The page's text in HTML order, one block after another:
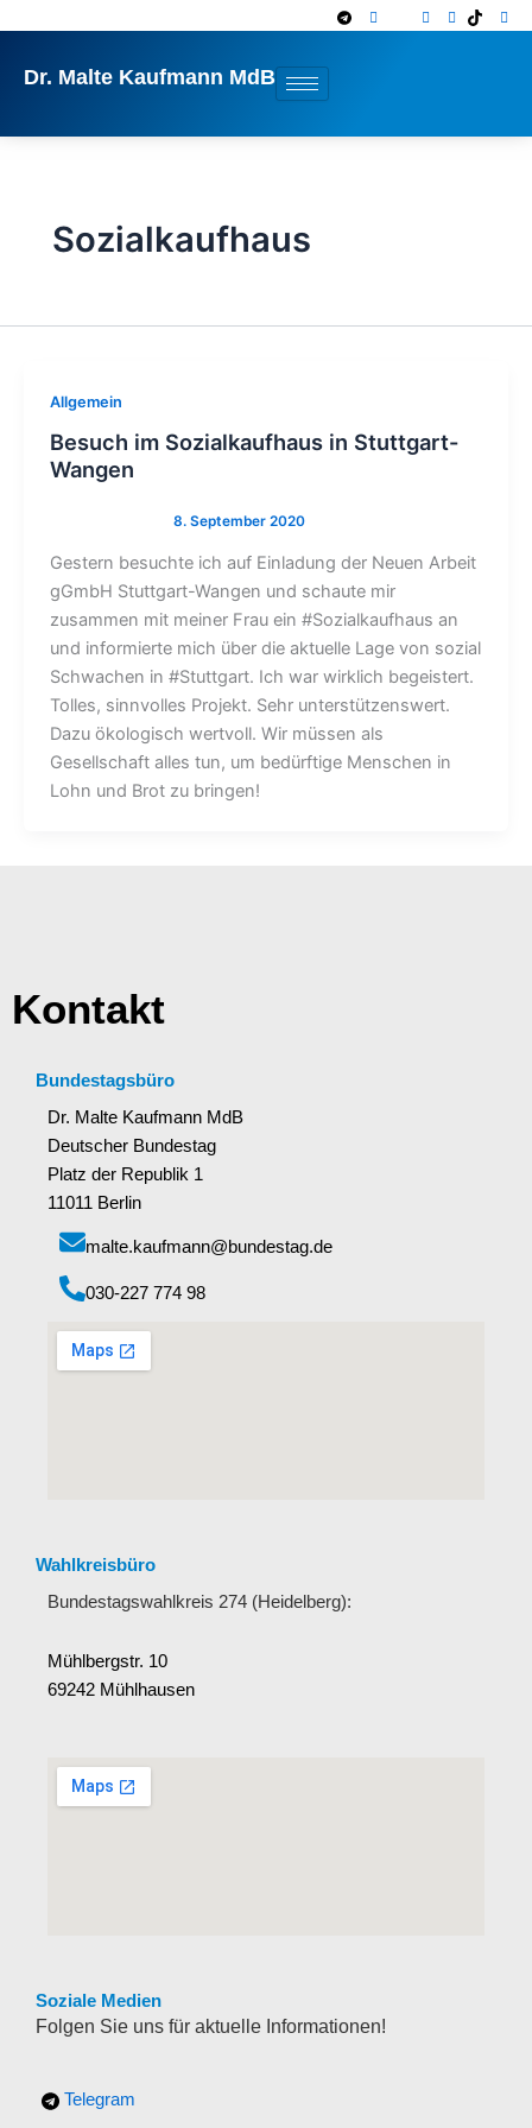
springen
Dr. Malte Kaufmann MdB
Sozialkaufhaus
Allgemein
Besuch im Sozialkaufhaus in Stuttgart-
Wangen
Gestern besuchte ich auf Einladung der Neuen Arbeit
gGmbH Stuttgart-Wangen und schaute mir
zusammen mit meiner Frau ein #Sozialkaufhaus an
und informierte mich über die aktuelle Lage von sozial
Schwachen in #Stuttgart. Ich war wirklich begeistert.
Tolles, sinnvolles Projekt. Sehr unterstützenswert.
Dazu ökologisch wertvoll. Wir müssen als
Gesellschaft alles tun, um bedürftige Menschen in
Lohn und Brot zu bringen!
Kontakt
Bundestagsbüro
Dr. Malte Kaufmann MdB
Deutscher Bundestag
Platz der Republik 1
11011 Berlin
malte.kaufmann@bundestag.de
‭030-227 774 98‬
Wahlkreisbüro
Bundestagswahlkreis 274 (Heidelberg):
Mühlbergstr. 10
69242 Mühlhausen
Soziale Medien
Folgen Sie uns für aktuelle Informationen!
Telegram